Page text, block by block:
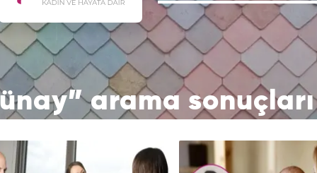
arama sonuçları